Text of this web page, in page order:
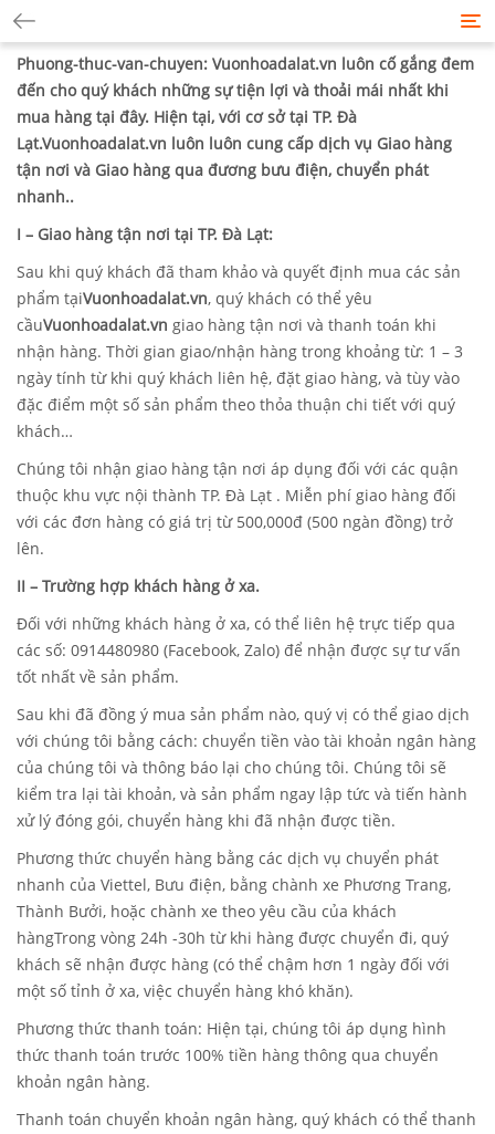
Phuong-thuc-van-chuyen: Vuonhoadalat.vn luôn cố gắng đem
đến cho quý khách những sự tiện lợi và thoải mái nhất khi
mua hàng tại đây. Hiện tại, với cơ sở tại TP. Đà
Lạt.Vuonhoadalat.vn luôn luôn cung cấp dịch vụ Giao hàng
tận nơi và Giao hàng qua đương bưu điện, chuyển phát
nhanh..
I – Giao hàng tận nơi tại TP. Đà Lạt:
Sau khi quý khách đã tham khảo và quyết định mua các sản
phẩm tạiVuonhoadalat.vn, quý khách có thể yêu
cầuVuonhoadalat.vn giao hàng tận nơi và thanh toán khi
nhận hàng. Thời gian giao/nhận hàng trong khoảng từ: 1 – 3
ngày tính từ khi quý khách liên hệ, đặt giao hàng, và tùy vào
đặc điểm một số sản phẩm theo thỏa thuận chi tiết với quý
khách…
Chúng tôi nhận giao hàng tận nơi áp dụng đối với các quận
thuộc khu vực nội thành TP. Đà Lạt . Miễn phí giao hàng đối
với các đơn hàng có giá trị từ 500,000đ (500 ngàn đồng) trở
lên.
II – Trường hợp khách hàng ở xa.
Đối với những khách hàng ở xa, có thể liên hệ trực tiếp qua
các số: 0914480980 (Facebook, Zalo) để nhận được sự tư vấn
tốt nhất về sản phẩm.
Sau khi đã đồng ý mua sản phẩm nào, quý vị có thể giao dịch
với chúng tôi bằng cách: chuyển tiền vào tài khoản ngân hàng
của chúng tôi và thông báo lại cho chúng tôi. Chúng tôi sẽ
kiểm tra lại tài khoản, và sản phẩm ngay lập tức và tiến hành
xử lý đóng gói, chuyển hàng khi đã nhận được tiền.
Phương thức chuyển hàng bằng các dịch vụ chuyển phát
nhanh của Viettel, Bưu điện, bằng chành xe Phương Trang,
Thành Bưởi, hoặc chành xe theo yêu cầu của khách
hàngTrong vòng 24h -30h từ khi hàng được chuyển đi, quý
khách sẽ nhận được hàng (có thể chậm hơn 1 ngày đối với
một số tỉnh ở xa, việc chuyển hàng khó khăn).
Phương thức thanh toán: Hiện tại, chúng tôi áp dụng hình
thức thanh toán trước 100% tiền hàng thông qua chuyển
khoản ngân hàng.
Thanh toán chuyển khoản ngân hàng, quý khách có thể thanh